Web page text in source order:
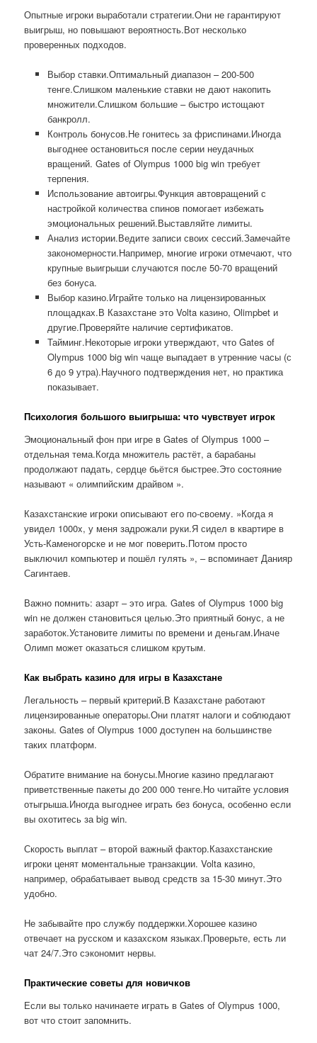
Опытные игроки выработали стратегии.Они не гарантируют
выигрыш, но повышают вероятность.Вот несколько
проверенных подходов.
Выбор ставки.Оптимальный диапазон – 200-500
тенге.Слишком маленькие ставки не дают накопить
множители.Слишком большие – быстро истощают
банкролл.
Контроль бонусов.Не гонитесь за фриспинами.Иногда
выгоднее остановиться после серии неудачных
вращений. Gates of Olympus 1000 big win требует
терпения.
Использование автоигры.Функция автовращений с
настройкой количества спинов помогает избежать
эмоциональных решений.Выставляйте лимиты.
Анализ истории.Ведите записи своих сессий.Замечайте
закономерности.Например, многие игроки отмечают, что
крупные выигрыши случаются после 50-70 вращений
без бонуса.
Выбор казино.Играйте только на лицензированных
площадках.В Казахстане это Volta казино, Olimpbet и
другие.Проверяйте наличие сертификатов.
Тайминг.Некоторые игроки утверждают, что Gates of
Olympus 1000 big win чаще выпадает в утренние часы (с
6 до 9 утра).Научного подтверждения нет, но практика
показывает.
Психология большого выигрыша: что чувствует игрок
Эмоциональный фон при игре в Gates of Olympus 1000 –
отдельная тема.Когда множитель растёт, а барабаны
продолжают падать, сердце бьётся быстрее.Это состояние
называют « олимпийским драйвом ».
Казахстанские игроки описывают его по-своему. »Когда я
увидел 1000x, у меня задрожали руки.Я сидел в квартире в
Усть-Каменогорске и не мог поверить.Потом просто
выключил компьютер и пошёл гулять », – вспоминает Данияр
Сагинтаев.
Важно помнить: азарт – это игра. Gates of Olympus 1000 big
win не должен становиться целью.Это приятный бонус, а не
заработок.Установите лимиты по времени и деньгам.Иначе
Олимп может оказаться слишком крутым.
Как выбрать казино для игры в Казахстане
Легальность – первый критерий.В Казахстане работают
лицензированные операторы.Они платят налоги и соблюдают
законы. Gates of Olympus 1000 доступен на большинстве
таких платформ.
Обратите внимание на бонусы.Многие казино предлагают
приветственные пакеты до 200 000 тенге.Но читайте условия
отыгрыша.Иногда выгоднее играть без бонуса, особенно если
вы охотитесь за big win.
Скорость выплат – второй важный фактор.Казахстанские
игроки ценят моментальные транзакции. Volta казино,
например, обрабатывает вывод средств за 15-30 минут.Это
удобно.
Не забывайте про службу поддержки.Хорошее казино
отвечает на русском и казахском языках.Проверьте, есть ли
чат 24/7.Это сэкономит нервы.
Практические советы для новичков
Если вы только начинаете играть в Gates of Olympus 1000,
вот что стоит запомнить.